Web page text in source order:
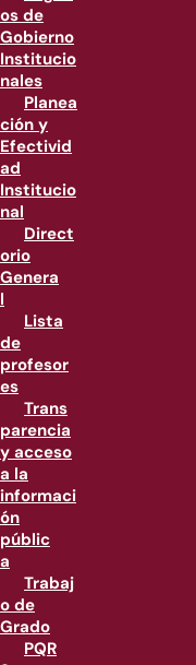
os de
Gobierno
Institucio
nales
Planea
ción y
Efectivid
ad
Institucio
nal
Direct
orio
Genera
l
Lista
de
profesor
es
Trans
parencia
y acceso
a la
informaci
ón
públic
a
Trabaj
o de
Grado
PQR